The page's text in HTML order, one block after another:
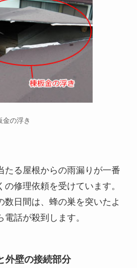
金の浮き
たる屋根からの雨漏りが一番
修理依頼を受けています。
数日間は、蜂の巣を突いたよ
話が殺到します。
外壁の接続部分